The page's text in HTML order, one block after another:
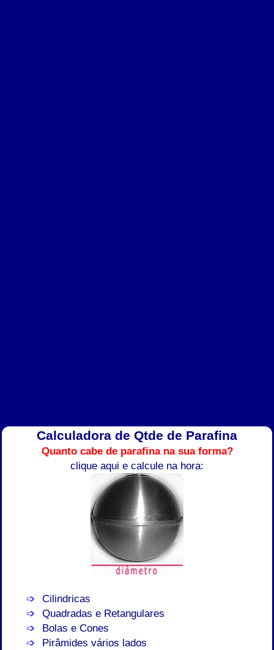
Calculadora de Qtde de Parafina
Quanto cabe de parafina na sua forma?
clique aqui e calcule na hora:
Cilindricas
Quadradas e Retangulares
Bolas e Cones
Pirâmides vários lados